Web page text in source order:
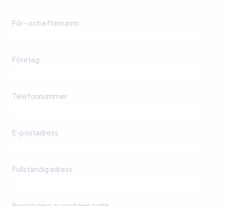
För- och efternamn
Företag
Telefonnummer
E-postadress
Fullständig adress